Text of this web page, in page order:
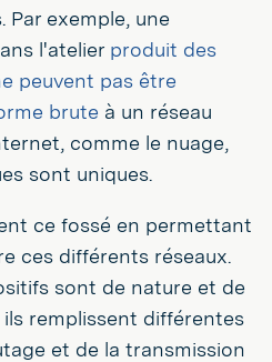
Par exemple, une
l'atelier produit des
peuvent pas être
brute à un réseau
comme le nuage,
sont uniques.
ce fossé en permettant
ces différents réseaux.
sont de nature et de
remplissent différentes
et de la transmission